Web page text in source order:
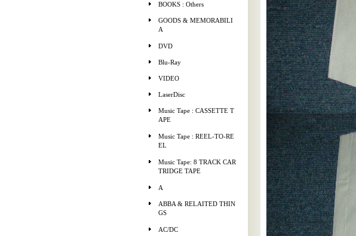
BOOKS : Others
GOODS & MEMORABILI
A
DVD
Blu-Ray
VIDEO
LaserDisc
Music Tape : CASSETTE T
APE
Music Tape : REEL-TO-RE
EL
Music Tape: 8 TRACK CAR
TRIDGE TAPE
A
ABBA & RELAITED THIN
GS
AC/DC